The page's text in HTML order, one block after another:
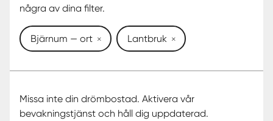
några av dina filter.
Bjärnum — ort Lantbruk
Missa inte din drömbostad. Aktivera vår
bevakningstjänst och håll dig uppdaterad.